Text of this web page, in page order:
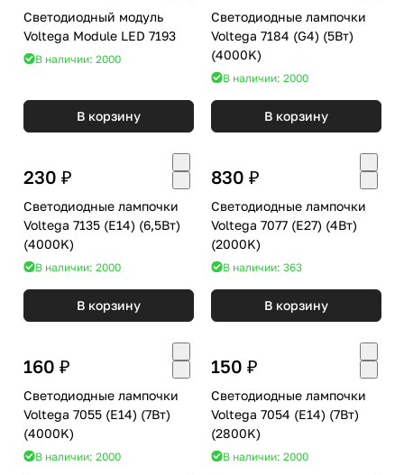
Светодиодный модуль
Voltega Module LED 7193
В наличии: 2000
В корзину
Светодиодные лампочки
Voltega 7184 (G4) (5Вт)
(4000K)
В наличии: 2000
В корзину
230 ₽
Светодиодные лампочки
Voltega 7135 (E14) (6,5Вт)
(4000K)
В наличии: 2000
В корзину
830 ₽
Светодиодные лампочки
Voltega 7077 (E27) (4Вт)
(2000K)
В наличии: 363
В корзину
160 ₽
Светодиодные лампочки
Voltega 7055 (E14) (7Вт)
(4000K)
В наличии: 2000
150 ₽
Светодиодные лампочки
Voltega 7054 (E14) (7Вт)
(2800K)
В наличии: 2000